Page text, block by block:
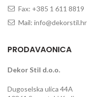
Fax: +385 1 611 8819
Mail: info@dekorstil.hr
PRODAVAONICA
Dekor Stil d.o.o.
Dugoselska ulica 44A